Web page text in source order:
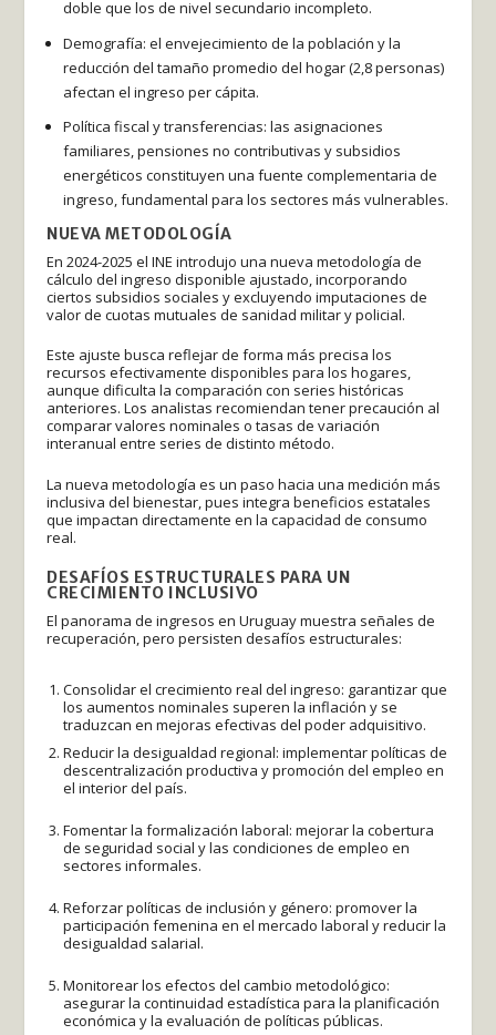
doble que los de nivel secundario incompleto.
Demografía: el envejecimiento de la población y la
reducción del tamaño promedio del hogar (2,8 personas)
afectan el ingreso per cápita.
Política fiscal y transferencias: las asignaciones
familiares, pensiones no contributivas y subsidios
energéticos constituyen una fuente complementaria de
ingreso, fundamental para los sectores más vulnerables.
NUEVA METODOLOGÍA
En 2024-2025 el INE introdujo una nueva metodología de
cálculo del ingreso disponible ajustado, incorporando
ciertos subsidios sociales y excluyendo imputaciones de
valor de cuotas mutuales de sanidad militar y policial.
Este ajuste busca reflejar de forma más precisa los
recursos efectivamente disponibles para los hogares,
aunque dificulta la comparación con series históricas
anteriores. Los analistas recomiendan tener precaución al
comparar valores nominales o tasas de variación
interanual entre series de distinto método.
La nueva metodología es un paso hacia una medición más
inclusiva del bienestar, pues integra beneficios estatales
que impactan directamente en la capacidad de consumo
real.
DESAFÍOS ESTRUCTURALES PARA UN
CRECIMIENTO INCLUSIVO
El panorama de ingresos en Uruguay muestra señales de
recuperación, pero persisten desafíos estructurales:
Consolidar el crecimiento real del ingreso: garantizar que
los aumentos nominales superen la inflación y se
traduzcan en mejoras efectivas del poder adquisitivo.
Reducir la desigualdad regional: implementar políticas de
descentralización productiva y promoción del empleo en
el interior del país.
Fomentar la formalización laboral: mejorar la cobertura
de seguridad social y las condiciones de empleo en
sectores informales.
Reforzar políticas de inclusión y género: promover la
participación femenina en el mercado laboral y reducir la
desigualdad salarial.
Monitorear los efectos del cambio metodológico:
asegurar la continuidad estadística para la planificación
económica y la evaluación de políticas públicas.